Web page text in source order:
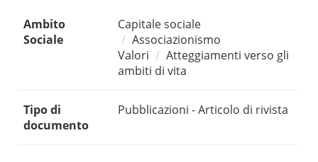
Ambito
Sociale
Capitale sociale
Associazionismo
Valori
Atteggiamenti verso gli
ambiti di vita
Tipo di
documento
Pubblicazioni - Articolo di rivista